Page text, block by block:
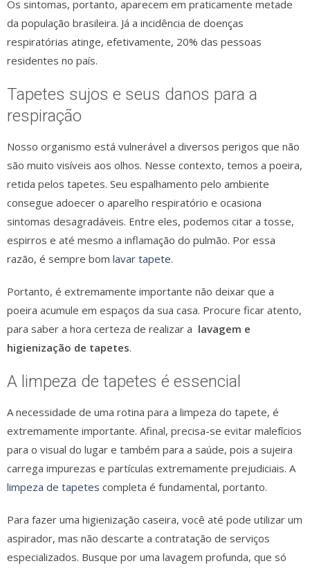
Os sintomas, portanto, aparecem em praticamente metade
da população brasileira. Já a incidência de doenças
respiratórias atinge, efetivamente, 20% das pessoas
residentes no país.
Tapetes sujos e seus danos para a
respiração
Nosso organismo está vulnerável a diversos perigos que não
são muito visíveis aos olhos. Nesse contexto, temos a poeira,
retida pelos tapetes. Seu espalhamento pelo ambiente
consegue adoecer o aparelho respiratório e ocasiona
sintomas desagradáveis. Entre eles, podemos citar a tosse,
espirros e até mesmo a inflamação do pulmão. Por essa
razão, é sempre bom lavar tapete.
Portanto, é extremamente importante não deixar que a
poeira acumule em espaços da sua casa. Procure ficar atento,
para saber a hora certeza de realizar a lavagem e
higienização de tapetes.
A limpeza de tapetes é essencial
A necessidade de uma rotina para a limpeza do tapete, é
extremamente importante. Afinal, precisa-se evitar malefícios
para o visual do lugar e também para a saúde, pois a sujeira
carrega impurezas e partículas extremamente prejudiciais. A
limpeza de tapetes completa é fundamental, portanto.
Para fazer uma higienização caseira, você até pode utilizar um
aspirador, mas não descarte a contratação de serviços
especializados. Busque por uma lavagem profunda, que só